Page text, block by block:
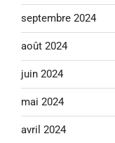
septembre 2024
août 2024
juin 2024
mai 2024
avril 2024